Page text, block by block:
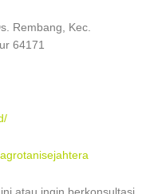
Rembang, Kec.
64171